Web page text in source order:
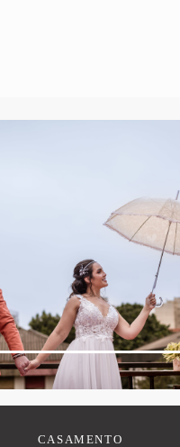
CASAMENTO